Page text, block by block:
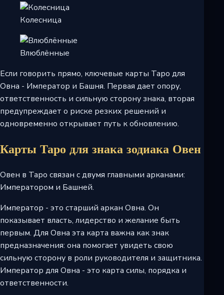
Колесница
Влюблённые
Если говорить прямо, ключевые карты Таро для
Овна - Император и Башня. Первая дает опору,
ответственность и сильную сторону знака, вторая
предупреждает о риске резких решений и
одновременно открывает путь к обновлению.
Карты Таро для знака зодиака Овен
Овен в Таро связан с двумя главными арканами:
Императором и Башней.
Император - это старший аркан Овна. Он
показывает власть, лидерство и желание быть
первым. Для Овна эта карта важна как знак
предназначения: она помогает увидеть свою
сильную сторону в роли руководителя и защитника.
Император для Овна - это карта силы, порядка и
ответственности.